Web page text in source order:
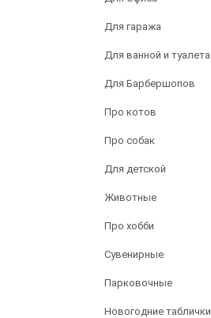
Для гаража
Для ванной и туалета
Для Барбершопов
Про котов
Про собак
Для детской
Животные
Про хобби
Сувенирные
Парковочные
Новогодние таблички